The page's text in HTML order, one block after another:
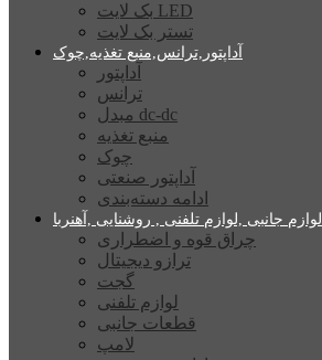
بک لایت LED
تستر بک لایت
آداپتور,ترانس,منبع تغذیه,چوک
آداپتور
ترانس
مبدل dc-dc
منبع تغذیه
چوک
آداپتور صنعتی
ادامه دسته‌بندی
لوازم جانبی ,لوازم تلفنی , روشنایی ,آهنربا
چراق قوه و اضطراری
ترازو دیجیتال
گجت
لوازم تلفنی
قطعات جانبی
لامپ